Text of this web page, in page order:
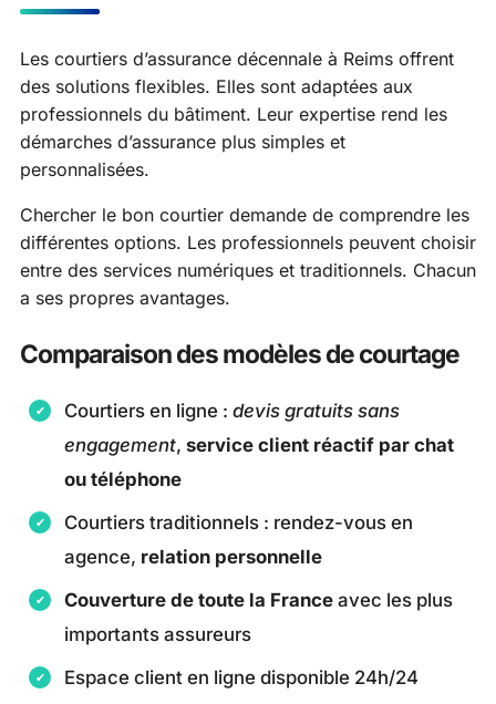
Les courtiers d’assurance décennale à Reims offrent
des solutions flexibles. Elles sont adaptées aux
professionnels du bâtiment. Leur expertise rend les
démarches d’assurance plus simples et
personnalisées.
Chercher le bon courtier demande de comprendre les
différentes options. Les professionnels peuvent choisir
entre des services numériques et traditionnels. Chacun
a ses propres avantages.
Comparaison des modèles de courtage
Courtiers en ligne : devis gratuits sans
engagement, service client réactif par chat
ou téléphone
Courtiers traditionnels : rendez-vous en
agence, relation personnelle
Couverture de toute la France avec les plus
importants assureurs
Espace client en ligne disponible 24h/24